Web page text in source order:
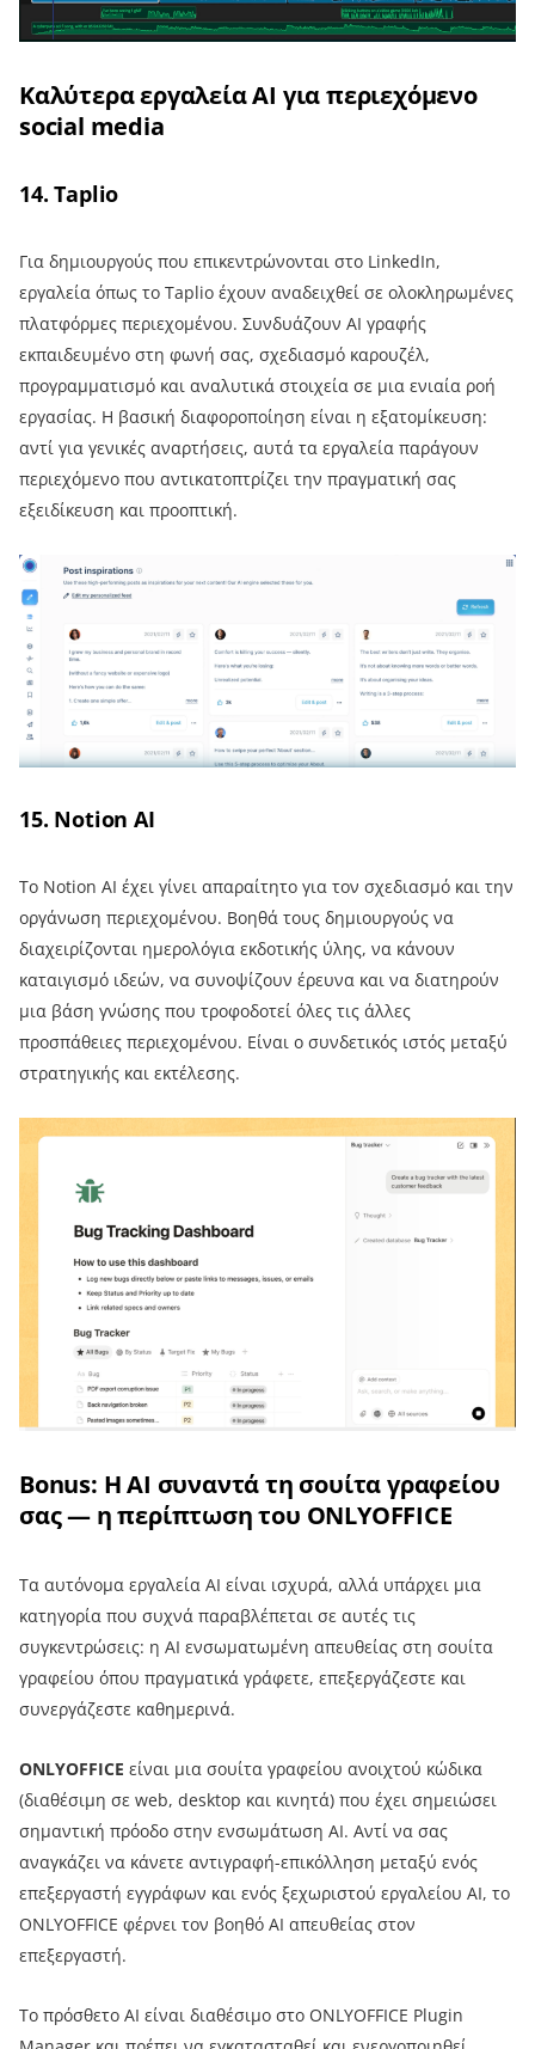
Καλύτερα εργαλεία AI για περιεχόμενο
social media
14. Taplio
Για δημιουργούς που επικεντρώνονται στο LinkedIn,
εργαλεία όπως το Taplio έχουν αναδειχθεί σε ολοκληρωμένες
πλατφόρμες περιεχομένου. Συνδυάζουν AI γραφής
εκπαιδευμένο στη φωνή σας, σχεδιασμό καρουζέλ,
προγραμματισμό και αναλυτικά στοιχεία σε μια ενιαία ροή
εργασίας. Η βασική διαφοροποίηση είναι η εξατομίκευση:
αντί για γενικές αναρτήσεις, αυτά τα εργαλεία παράγουν
περιεχόμενο που αντικατοπτρίζει την πραγματική σας
εξειδίκευση και προοπτική.
15. Notion AI
Το Notion AI έχει γίνει απαραίτητο για τον σχεδιασμό και την
οργάνωση περιεχομένου. Βοηθά τους δημιουργούς να
διαχειρίζονται ημερολόγια εκδοτικής ύλης, να κάνουν
καταιγισμό ιδεών, να συνοψίζουν έρευνα και να διατηρούν
μια βάση γνώσης που τροφοδοτεί όλες τις άλλες
προσπάθειες περιεχομένου. Είναι ο συνδετικός ιστός μεταξύ
στρατηγικής και εκτέλεσης.
Bonus: Η AI συναντά τη σουίτα γραφείου
σας — η περίπτωση του ONLYOFFICE
Τα αυτόνομα εργαλεία AI είναι ισχυρά, αλλά υπάρχει μια
κατηγορία που συχνά παραβλέπεται σε αυτές τις
συγκεντρώσεις: η AI ενσωματωμένη απευθείας στη σουίτα
γραφείου όπου πραγματικά γράφετε, επεξεργάζεστε και
συνεργάζεστε καθημερινά.
ONLYOFFICE είναι μια σουίτα γραφείου ανοιχτού κώδικα
(διαθέσιμη σε web, desktop και κινητά) που έχει σημειώσει
σημαντική πρόοδο στην ενσωμάτωση AI. Αντί να σας
αναγκάζει να κάνετε αντιγραφή-επικόλληση μεταξύ ενός
επεξεργαστή εγγράφων και ενός ξεχωριστού εργαλείου AI, το
ONLYOFFICE φέρνει τον βοηθό AI απευθείας στον
επεξεργαστή.
Το πρόσθετο AI είναι διαθέσιμο στο ONLYOFFICE Plugin